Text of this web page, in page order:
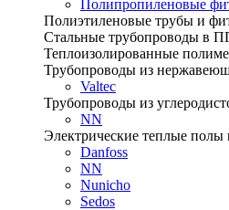
Полипропиленовые
Полиэтиленовые трубы и
Стальные трубопроводы в
Теплоизолированные
Трубопроводы из
Valtec
Трубопроводы из
NN
Электрические теплые полы
Danfoss
NN
Nunicho
Sedos